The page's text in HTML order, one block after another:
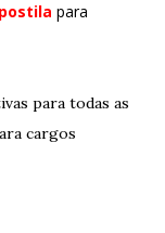
para
para todas as
cargos